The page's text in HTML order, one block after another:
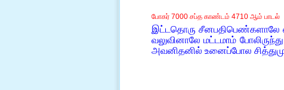
போகர் 7000 சப்த காண்டம் 4710 ஆம் பாடல்
இட்டதொரு சீனபதிபெண்களாலே
வலுவினாலே மட்டமாம்
அவனிதனில் உனைப்போல